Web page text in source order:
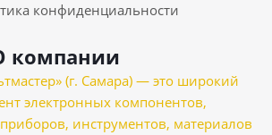
конфиденциальности
компании
(г. Самара) — это широкий
электронных компонентов,
инструментов, материалов